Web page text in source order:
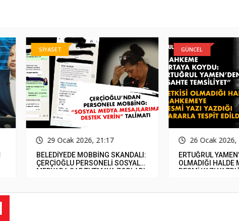
SİYASET
29 Ocak 2026, 21:17
BELEDİYEDE MOBBİNG SKANDALI:
ÇERÇİOĞLU PERSONELİ SOSYAL
MEDYADA SAF TUTMAYA ZORLADI
GÜNCEL
26 Ocak 2026,
ERTUĞRUL
OLMADIĞI HALDE
RESMİ YAZI